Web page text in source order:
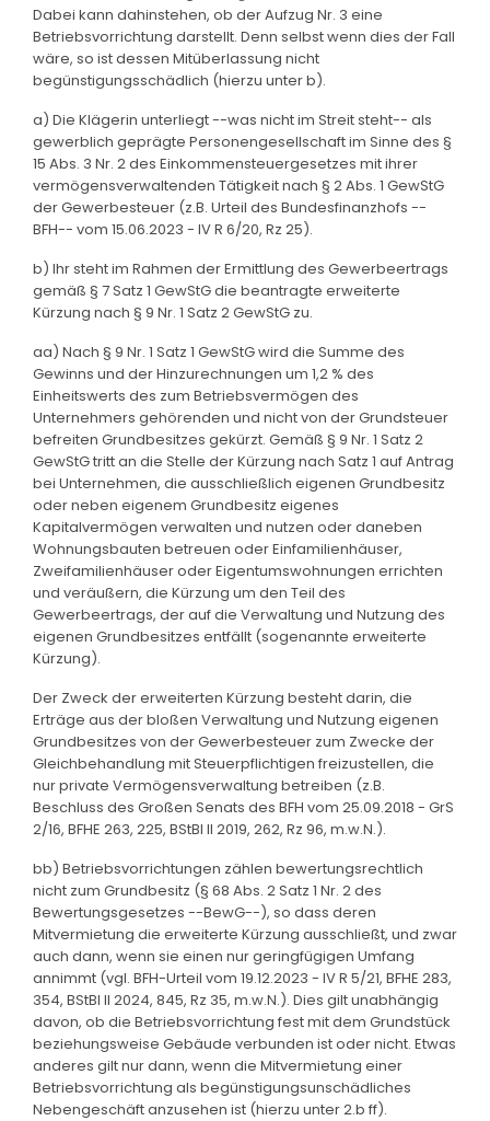
Dabei kann dahinstehen, ob der Aufzug Nr. 3 eine
Betriebsvorrichtung darstellt. Denn selbst wenn dies der Fall
wäre, so ist dessen Mitüberlassung nicht
begünstigungsschädlich (hierzu unter b).
a) Die Klägerin unterliegt --was nicht im Streit steht-- als
gewerblich geprägte Personengesellschaft im Sinne des §
15 Abs. 3 Nr. 2 des Einkommensteuergesetzes mit ihrer
vermögensverwaltenden Tätigkeit nach § 2 Abs. 1 GewStG
der Gewerbesteuer (z.B. Urteil des Bundesfinanzhofs --
BFH-- vom 15.06.2023 - IV R 6/20, Rz 25).
b) Ihr steht im Rahmen der Ermittlung des Gewerbeertrags
gemäß § 7 Satz 1 GewStG die beantragte erweiterte
Kürzung nach § 9 Nr. 1 Satz 2 GewStG zu.
aa) Nach § 9 Nr. 1 Satz 1 GewStG wird die Summe des
Gewinns und der Hinzurechnungen um 1,2 % des
Einheitswerts des zum Betriebsvermögen des
Unternehmers gehörenden und nicht von der Grundsteuer
befreiten Grundbesitzes gekürzt. Gemäß § 9 Nr. 1 Satz 2
GewStG tritt an die Stelle der Kürzung nach Satz 1 auf Antrag
bei Unternehmen, die ausschließlich eigenen Grundbesitz
oder neben eigenem Grundbesitz eigenes
Kapitalvermögen verwalten und nutzen oder daneben
Wohnungsbauten betreuen oder Einfamilienhäuser,
Zweifamilienhäuser oder Eigentumswohnungen errichten
und veräußern, die Kürzung um den Teil des
Gewerbeertrags, der auf die Verwaltung und Nutzung des
eigenen Grundbesitzes entfällt (sogenannte erweiterte
Kürzung).
Der Zweck der erweiterten Kürzung besteht darin, die
Erträge aus der bloßen Verwaltung und Nutzung eigenen
Grundbesitzes von der Gewerbesteuer zum Zwecke der
Gleichbehandlung mit Steuerpflichtigen freizustellen, die
nur private Vermögensverwaltung betreiben (z.B.
Beschluss des Großen Senats des BFH vom 25.09.2018 - GrS
2/16, BFHE 263, 225, BStBl II 2019, 262, Rz 96, m.w.N.).
bb) Betriebsvorrichtungen zählen bewertungsrechtlich
nicht zum Grundbesitz (§ 68 Abs. 2 Satz 1 Nr. 2 des
Bewertungsgesetzes --BewG--), so dass deren
Mitvermietung die erweiterte Kürzung ausschließt, und zwar
auch dann, wenn sie einen nur geringfügigen Umfang
annimmt (vgl. BFH-Urteil vom 19.12.2023 - IV R 5/21, BFHE 283,
354, BStBl II 2024, 845, Rz 35, m.w.N.). Dies gilt unabhängig
davon, ob die Betriebsvorrichtung fest mit dem Grundstück
beziehungsweise Gebäude verbunden ist oder nicht. Etwas
anderes gilt nur dann, wenn die Mitvermietung einer
Betriebsvorrichtung als begünstigungsunschädliches
Nebengeschäft anzusehen ist (hierzu unter 2.b ff).